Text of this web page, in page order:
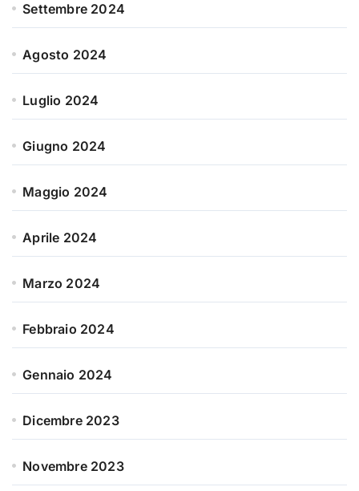
Settembre 2024
Agosto 2024
Luglio 2024
Giugno 2024
Maggio 2024
Aprile 2024
Marzo 2024
Febbraio 2024
Gennaio 2024
Dicembre 2023
Novembre 2023